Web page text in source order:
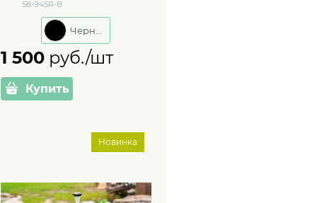
фонарём 58-945R металл
высота 83 см
58-945R-B
1 500 руб./шт
Купить
Новинка